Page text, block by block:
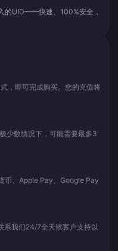
的UID——快速、100%安全，
，即可完成购买。您的充值将
少数情况下，可能需要最多3
币、Apple Pay、Google Pay
系我们24/7全天候客户支持以